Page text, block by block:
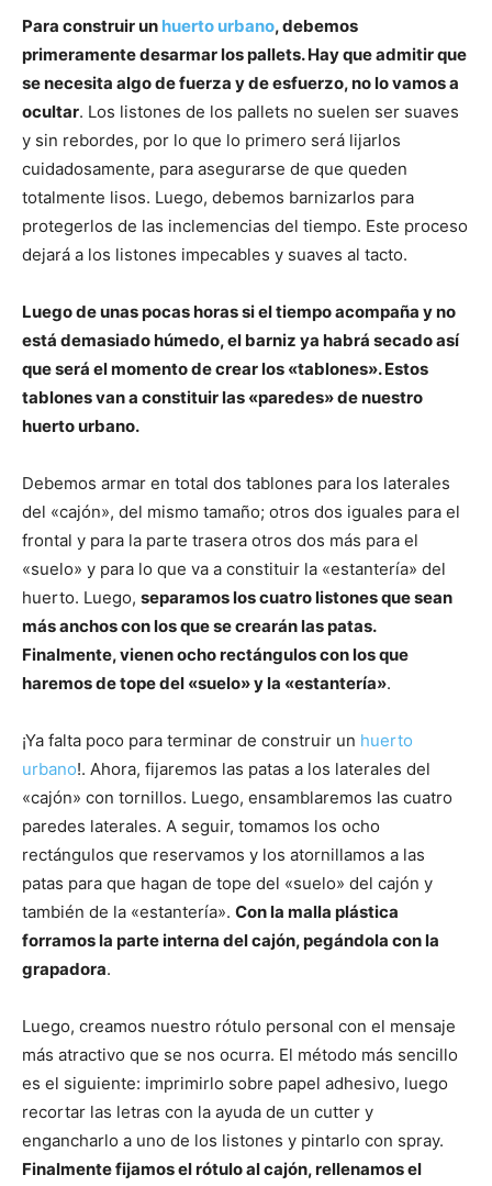
Para construir un huerto urbano, debemos
primeramente desarmar los pallets. Hay que admitir que
se necesita algo de fuerza y de esfuerzo, no lo vamos a
ocultar. Los listones de los pallets no suelen ser suaves
y sin rebordes, por lo que lo primero será lijarlos
cuidadosamente, para asegurarse de que queden
totalmente lisos. Luego, debemos barnizarlos para
protegerlos de las inclemencias del tiempo. Este proceso
dejará a los listones impecables y suaves al tacto.
Luego de unas pocas horas si el tiempo acompaña y no
está demasiado húmedo, el barniz ya habrá secado así
que será el momento de crear los «tablones». Estos
tablones van a constituir las «paredes» de nuestro
huerto urbano.
Debemos armar en total dos tablones para los laterales
del «cajón», del mismo tamaño; otros dos iguales para el
frontal y para la parte trasera otros dos más para el
«suelo» y para lo que va a constituir la «estantería» del
huerto. Luego, separamos los cuatro listones que sean
más anchos con los que se crearán las patas.
Finalmente, vienen ocho rectángulos con los que
haremos de tope del «suelo» y la «estantería».
¡Ya falta poco para terminar de construir un huerto
urbano!. Ahora, fijaremos las patas a los laterales del
«cajón» con tornillos. Luego, ensamblaremos las cuatro
paredes laterales. A seguir, tomamos los ocho
rectángulos que reservamos y los atornillamos a las
patas para que hagan de tope del «suelo» del cajón y
también de la «estantería». Con la malla plástica
forramos la parte interna del cajón, pegándola con la
grapadora.
Luego, creamos nuestro rótulo personal con el mensaje
más atractivo que se nos ocurra. El método más sencillo
es el siguiente: imprimirlo sobre papel adhesivo, luego
recortar las letras con la ayuda de un cutter y
engancharlo a uno de los listones y pintarlo con spray.
Finalmente fijamos el rótulo al cajón, rellenamos el